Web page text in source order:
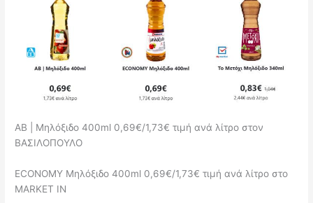
ΑΒ | Μηλόξιδο 400ml 0,69€/1,73€ τιμή ανά λίτρο στον
ΒΑΣΙΛΟΠΟΥΛΟ
ECONOMY Μηλόξιδο 400ml 0,69€/1,73€ τιμή ανά λίτρο στο
MARKET IN